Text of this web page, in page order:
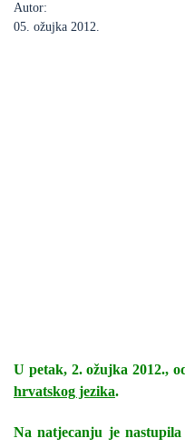
Autor:
05. ožujka 2012.
U petak, 2. ožujka 2012.,
hrvatskog jezika.
Na natjecanju je nastupila